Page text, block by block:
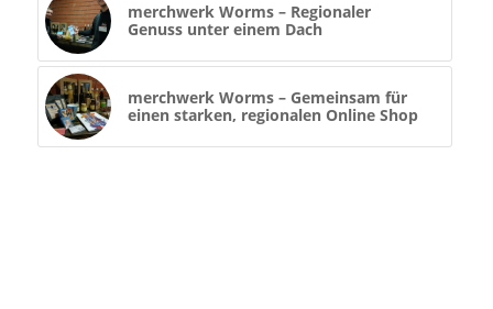
merchwerk Worms – Regionaler
Genuss unter einem Dach
merchwerk Worms – Gemeinsam für
einen starken, regionalen Online Shop